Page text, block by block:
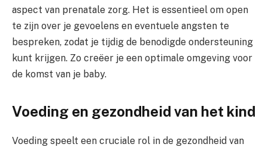
aspect van prenatale zorg. Het is essentieel om open
te zijn over je gevoelens en eventuele angsten te
bespreken, zodat je tijdig de benodigde ondersteuning
kunt krijgen. Zo creëer je een optimale omgeving voor
de komst van je baby.
Voeding en gezondheid van het kind
Voeding speelt een cruciale rol in de gezondheid van